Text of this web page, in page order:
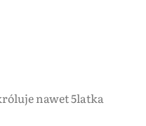
nawet 5latka